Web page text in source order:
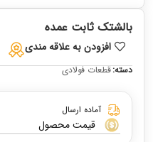
بالشتک ثابت عمده
افزودن به علاقه مندی
دسته:قطعات فولادی
آماده ارسال
قیمت محصول